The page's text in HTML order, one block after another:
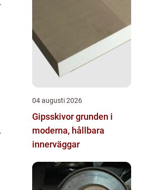
04 augusti 2026
Gipsskivor grunden i
moderna, hållbara
innerväggar